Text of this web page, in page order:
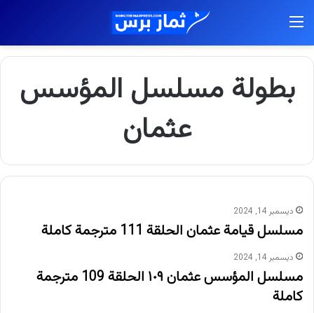
بطولة مسلسل المؤسس
عثمان
ديسمبر 14, 2024
مسلسل قيامة عثمان الحلقة 111 مترجمة كاملة
ديسمبر 14, 2024
مسلسل المؤسس عثمان ١٠٩ الحلقة 109 مترجمة
كاملة